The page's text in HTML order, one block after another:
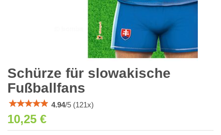
Schürze für slowakische
Fußballfans
4.94/5 (121 x)
10,25 €